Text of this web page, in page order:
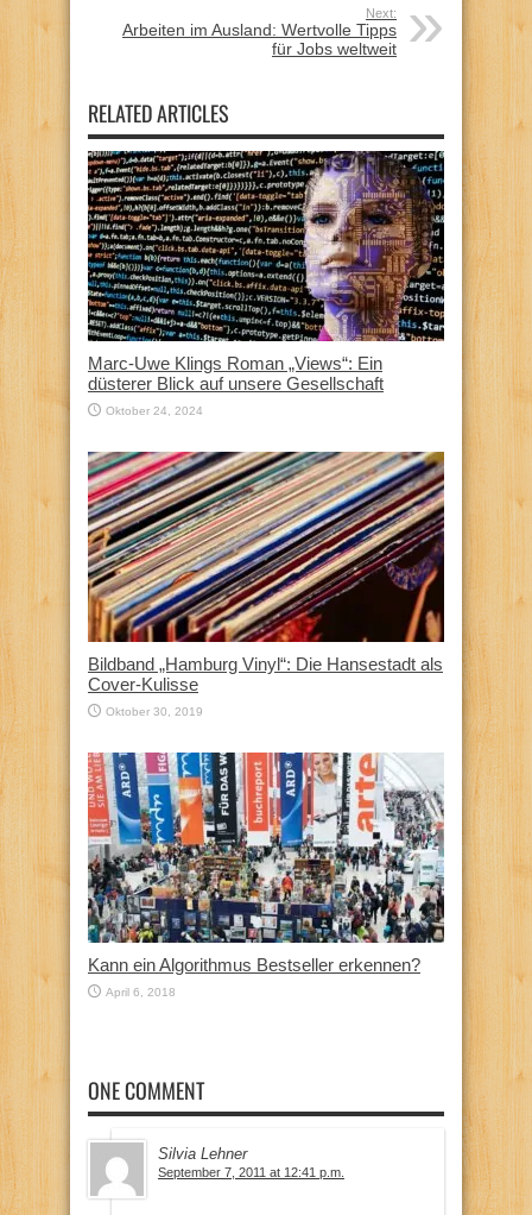
Next:
Arbeiten im Ausland: Wertvolle Tipps
für Jobs weltweit
RELATED ARTICLES
Marc-Uwe Klings Roman „Views“: Ein
düsterer Blick auf unsere Gesellschaft
Oktober 24, 2024
Bildband „Hamburg Vinyl“: Die Hansestadt als
Cover-Kulisse
Oktober 30, 2019
Kann ein Algorithmus Bestseller erkennen?
April 6, 2018
ONE COMMENT
Silvia Lehner
September 7, 2011 at 12:41 p.m.